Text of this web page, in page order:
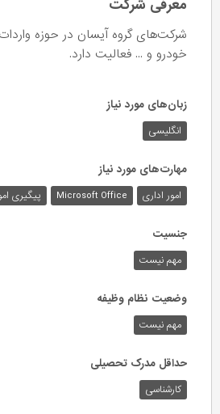
معرفی شرکت
شرکت‌های گروه آیسان در حوزه
خودرو و ... فعالیت دارد.
زبان‌های مورد نیاز
انگلیسی
مهارت‌های مورد نیاز
امور اداری Microsoft Office پیگیری
جنسیت
مهم نیست
وضعیت نظام وظیفه
مهم‌ نیست
حداقل مدرک تحصیلی
کارشناسی